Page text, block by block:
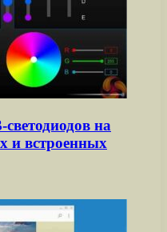
на
и встроенных